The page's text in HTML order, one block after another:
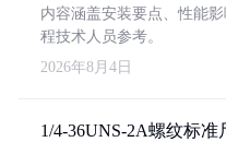
内容涵盖安装要点、性能
程技术人员参考。
2026年8月4日
1/4-36UNS-2A螺纹标准